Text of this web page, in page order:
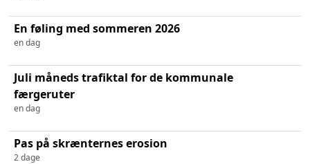
En føling med sommeren 2026
en dag
Juli måneds trafiktal for de kommunale
færgeruter
en dag
Pas på skrænternes erosion
2 dage